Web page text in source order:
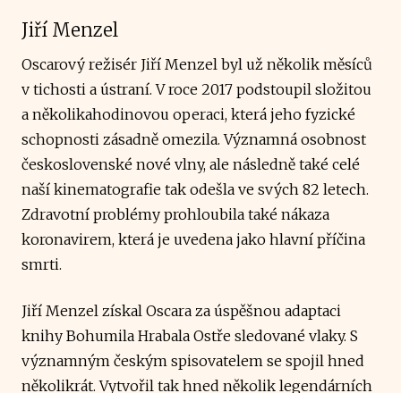
Jiří Menzel
Oscarový režisér Jiří Menzel byl už několik měsíců
v tichosti a ústraní. V roce 2017 podstoupil složitou
a několikahodinovou operaci, která jeho fyzické
schopnosti zásadně omezila. Významná osobnost
československé nové vlny, ale následně také celé
naší kinematografie tak odešla ve svých 82 letech.
Zdravotní problémy prohloubila také nákaza
koronavirem, která je uvedena jako hlavní příčina
smrti.
Jiří Menzel získal Oscara za úspěšnou adaptaci
knihy Bohumila Hrabala Ostře sledované vlaky. S
významným českým spisovatelem se spojil hned
několikrát. Vytvořil tak hned několik legendárních